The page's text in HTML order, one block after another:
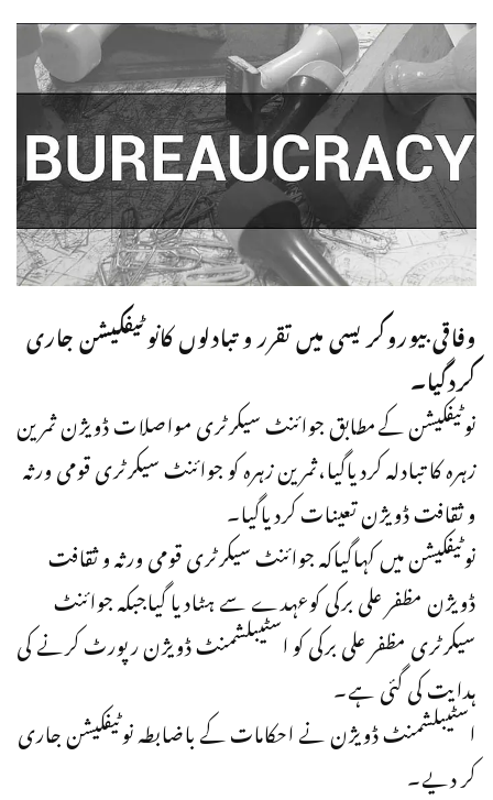
وفاقی بیوروکریسی میں تقرر و تبادلوں کانوٹیفکیشن جاری
کردگیا۔
نوٹیفکیشن کےمطابق جوائنٹ سیکرٹری مواصلات ڈویژن ثمرین
زہرہ کا تبادلہ کردیاگیا،ثمرین زہرہ کو جوائنٹ سیکرٹری قومی ورثہ
و ثقافت ڈویژن تعینات کردیاگیا۔
نوٹیفکیشن میں کہاگیاکہ جوائنٹ سیکرٹری قومی ورثہ و ثقافت
ڈویژن مظفر علی برکی کوعہدے سے ہٹادیا گیاجبکہ جوائنٹ
سیکرٹری مظفر علی برکی کو اسٹیبلشمنٹ ڈویژن رپورٹ کرنے کی
ہدایت کی گئی ہے۔
اسٹیبلشمنٹ ڈویژن نے احکامات کے باضابطہ نوٹیفکیشن جاری
کر دیے۔